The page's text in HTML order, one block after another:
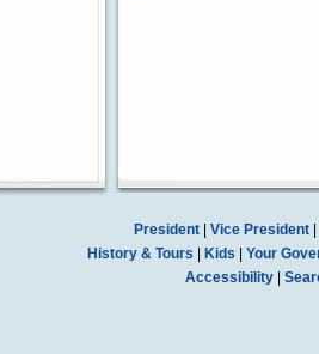
President| Vice President|
History & Tours
Kids
Your
Accessibility